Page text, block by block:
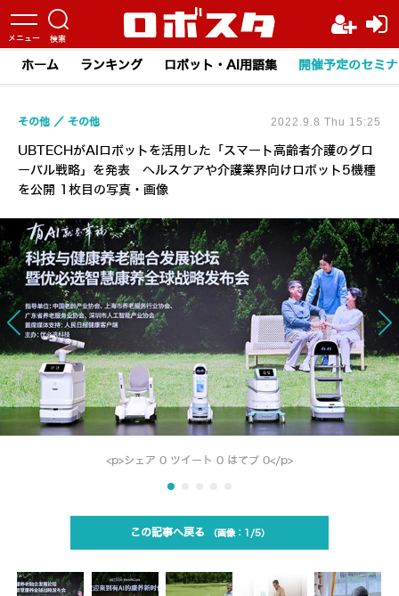
ホーム ランキング ロボット・AI用語集 開催予定のセミ
UBTECHがAIロボットを活用した「スマート高齢者介護のグロ
ーバル戦略」を発表 ヘルスケアや介護業界向けロボット5機種
を公開 1枚目の写真・画像
その他 その他 2022.9.8 Thu 15:25
<p>シェア 0 ツイート 0 はてブ 0</p>
この記事へ戻る 1/5